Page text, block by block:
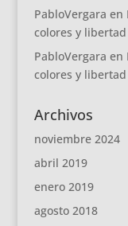
PabloVergara en
colores y
PabloVergara en
colores y
Archivos
noviembre 2024
abril 2019
enero 2019
agosto 2018